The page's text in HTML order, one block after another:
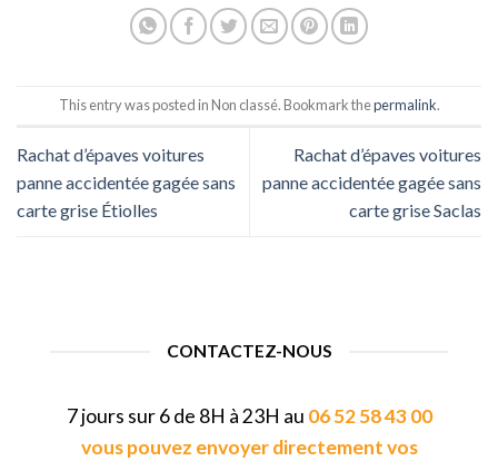
This entry was posted in Non classé. Bookmark thepermalink.
Rachat d’épaves voitures
panne accidentée gagée sans
carte grise Étiolles
Rachat d’épaves voitures
panne accidentée gagée sans
carte grise Saclas
CONTACTEZ-NOUS
7 jours sur 6 de 8H à 23H au 06 52 58 43 00
vous pouvez envoyer directement vos